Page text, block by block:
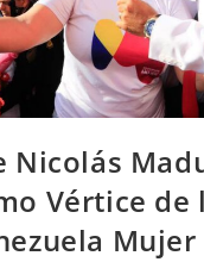
Nicolás
Vértice de
Mujer